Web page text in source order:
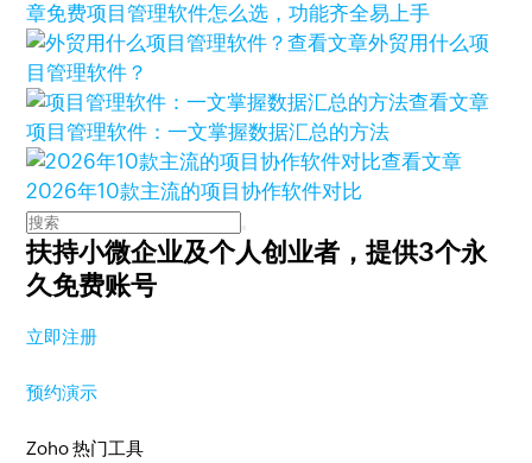
章免费项目管理软件怎么选，功能齐全易上手
查看文章外贸用什么项
目管理软件？
查看文章
项目管理软件：一文掌握数据汇总的方法
查看文章
2026年10款主流的项目协作软件对比
扶持小微企业及个人创业者，提供3个永
久免费账号
立即注册
预约演示
Zoho 热门工具